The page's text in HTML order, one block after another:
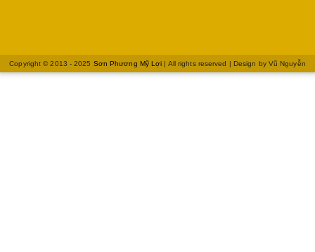
Copyright © 2013 - 2025 Sơn Phương Mỹ Lợi | All rights reserved | Design by Vũ Nguyễn